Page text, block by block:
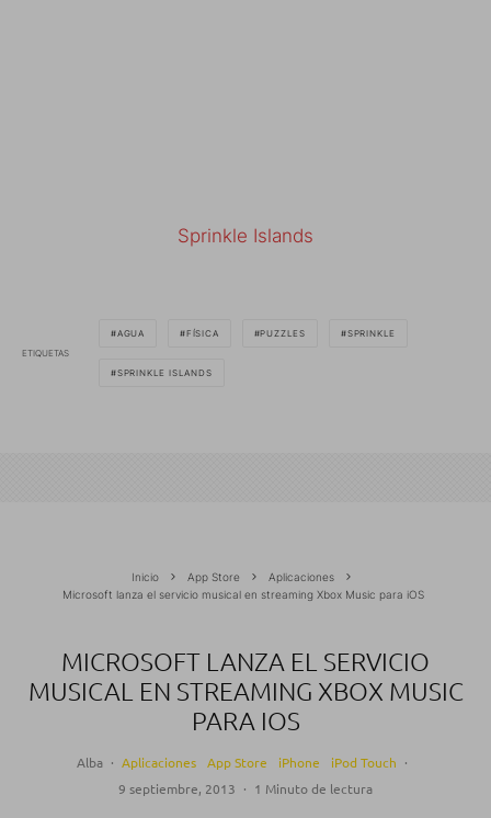
Sprinkle Islands
ETIQUETAS
AGUA FÍSICA PUZZLES SPRINKLE
SPRINKLE ISLANDS
Inicio App Store
Aplicaciones
Microsoft lanza el servicio musical en streaming Xbox Music para iOS
MICROSOFT LANZA EL SERVICIO
MUSICAL EN STREAMING XBOX MUSIC
PARA IOS
Alba · Aplicaciones App Store iPhone iPod Touch ·
9 septiembre, 2013 · 1 Minuto de lectura